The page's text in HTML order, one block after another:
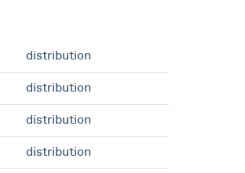
distribution
distribution
distribution
distribution